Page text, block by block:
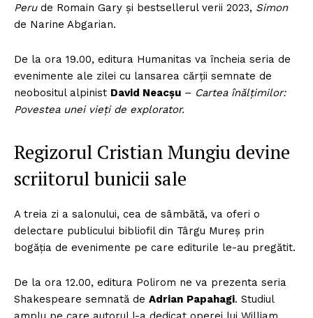
Perude Romain Gary şi bestsellerul verii 2023, Simon
de Narine Abgarian.
De la ora 19.00, editura Humanitas va încheia seria de
evenimente ale zilei cu lansarea cărţii semnate de
neobositul alpinist David Neacșu – Cartea înălțimilor:
Povestea unei vieți de explorator.
Regizorul Cristian Mungiu devine
scriitorul bunicii sale
A treia zi a salonului, cea de sâmbătă, va oferi o
delectare publicului bibliofil din Târgu Mureş prin
bogăţia de evenimente pe care editurile le-au pregătit.
De la ora 12.00, editura Polirom ne va prezenta seria
Shakespeare semnată de Adrian Papahagi. Studiul